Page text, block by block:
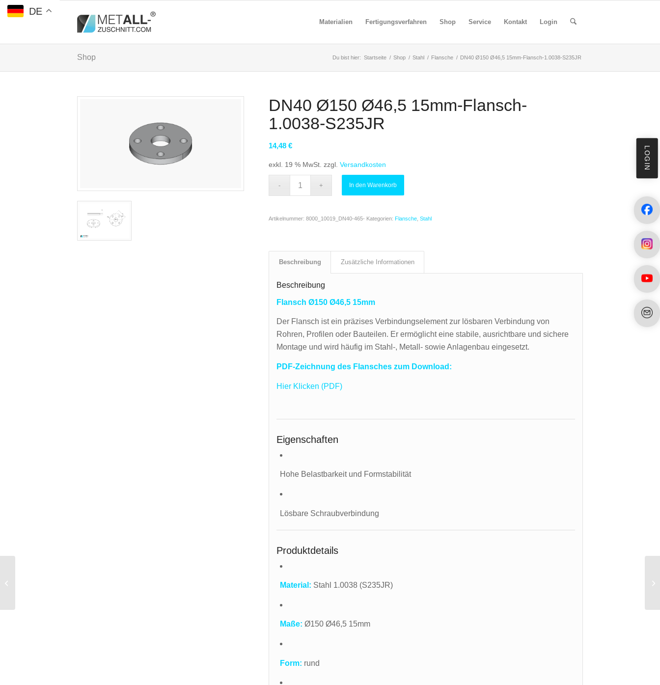
LOGIN
Materialien Fertigungsverfahren Shop Service Kontakt Login
Shop Du bist hier: Startseite / Shop / Stahl / Flansche / DN40 Ø150 Ø46,5 15mm-Flansch-1.0038-S235JR
DN40 Ø150 Ø46,5 15mm-Flansch-
1.0038-S235JR
14,48 €
exkl. 19 % MwSt. zzgl. Versandkosten
In den Warenkorb
Artikelnummer: 8000_10019_DN40-465- Kategorien: Flansche, Stahl
Beschreibung Zusätzliche Informationen
Beschreibung
Flansch Ø150 Ø46,5 15mm
Der Flansch ist ein präzises Verbindungselement zur lösbaren Verbindung von
Rohren, Profilen oder Bauteilen. Er ermöglicht eine stabile, ausrichtbare und sichere
Montage und wird häufig im Stahl-, Metall- sowie Anlagenbau eingesetzt.
PDF-Zeichnung des Flansches zum Download:
Hier Klicken (PDF)
Eigenschaften
Hohe Belastbarkeit und Formstabilität
Lösbare Schraubverbindung
Produktdetails
Material: Stahl 1.0038 (S235JR)
Maße: Ø150 Ø46,5 15mm
Form: rund
DE